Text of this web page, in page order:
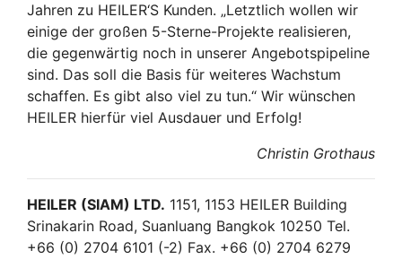
Jahren zu HEILER‘S Kunden. „Letztlich wollen wir
einige der großen 5-Sterne-Projekte realisieren,
die gegenwärtig noch in unserer Angebotspipeline
sind. Das soll die Basis für weiteres Wachstum
schaffen. Es gibt also viel zu tun.“ Wir wünschen
HEILER hierfür viel Ausdauer und Erfolg!
Christin Grothaus
HEILER (SIAM) LTD. 1151, 1153 HEILER Building
Srinakarin Road, Suanluang Bangkok 10250 Tel.
+66 (0) 2704 6101 (-2) Fax. +66 (0) 2704 6279